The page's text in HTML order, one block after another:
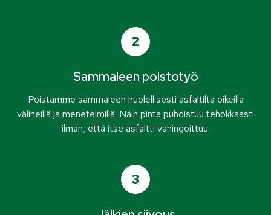
2
Sammaleen poistotyö
Poistamme sammaleen huolellisesti asfaltilta oikeilla
välineillä ja menetelmillä. Näin pinta puhdistuu tehokkaasti
ilman, että itse asfaltti vahingoittuu.
3